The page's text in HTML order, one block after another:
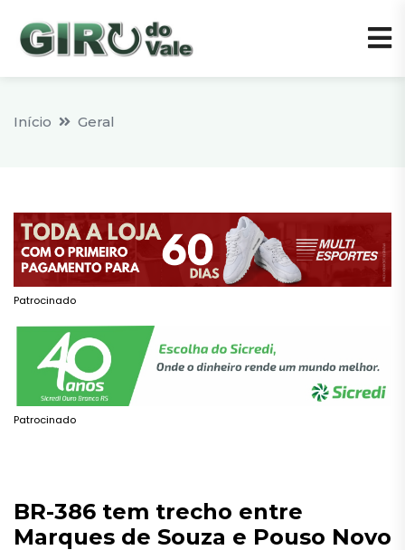
Início Geral
Patrocinado
Patrocinado
BR-386 tem trecho entre
Marques de Souza e Pouso Novo